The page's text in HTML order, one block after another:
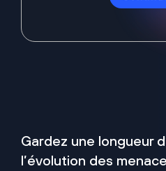
Gardez une longueur
l’évolution des